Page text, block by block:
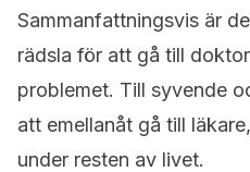
Sammanfattningsvis är
rädsla för att gå till
problemet. Till syvende
att emellanåt gå till
under resten av livet.